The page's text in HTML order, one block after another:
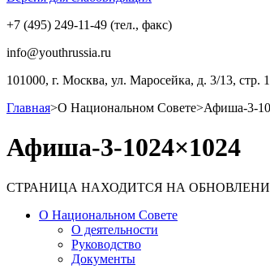
+7 (495) 249-11-49 (тел., факс)
info@youthrussia.ru
101000, г. Москва, ул. Маросейка, д. 3/13, стр.
Главная>О Национальном Совете>Афиша-3-
Афиша-3-1024×1024
СТРАНИЦА НАХОДИТСЯ НА
О Национальном Совете
О деятельности
Руководство
Документы